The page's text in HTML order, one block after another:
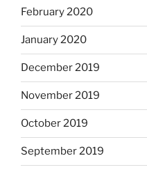
February 2020
January 2020
December 2019
November 2019
October 2019
September 2019